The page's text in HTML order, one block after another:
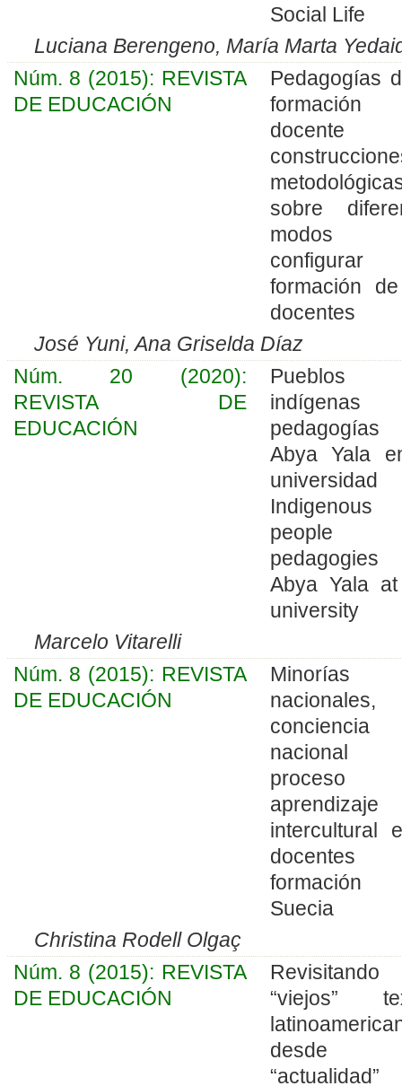
Social Life
Luciana Berengeno, María Marta
Núm. 8 (2015): REVISTA
DE EDUCACIÓN
Pedagogías
formación
sobre
modos
formación
docentes
José Yuni, Ana Griselda Díaz
Núm. 20 (2020):
REVISTA DE
EDUCACIÓN
Pueblos
Abya Yala
Indigenous
people
Abya Yala
university
Marcelo Vitarelli
Núm. 8 (2015): REVISTA
DE EDUCACIÓN
Minorías
nacionales,
conciencia
proceso
aprendizaje
intercultural
docentes
Suecia
Christina Rodell Olgaç
Núm. 8 (2015): REVISTA
DE EDUCACIÓN
Revisitando
“viejos”
desde